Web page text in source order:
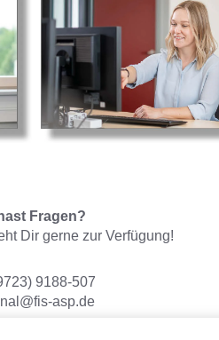
Fragen?
Dir gerne zur Verfügung!
9188-507
asp.de